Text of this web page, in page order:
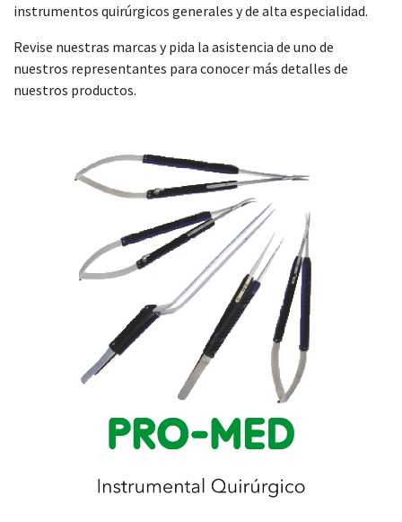
instrumentos quirúrgicos generales y de alta especialidad.
Revise nuestras marcas y pida la asistencia de uno de
nuestros representantes para conocer más detalles de
nuestros productos.